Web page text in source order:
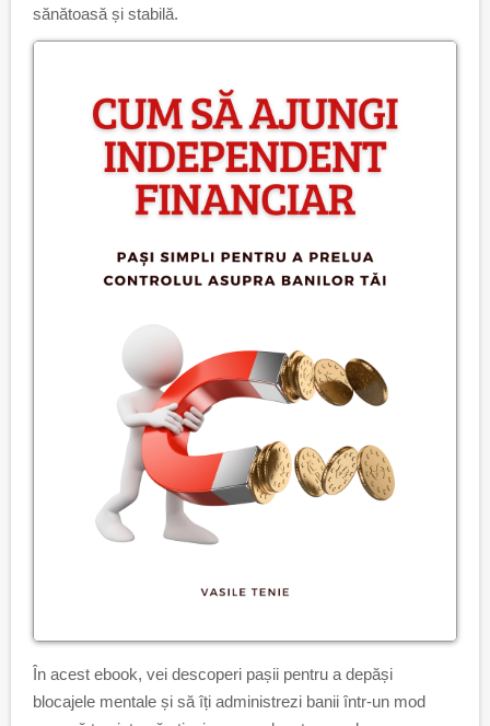
sănătoasă și stabilă.
În acest ebook, vei descoperi pașii pentru a depăși
blocajele mentale și să îți administrezi banii într-un mod